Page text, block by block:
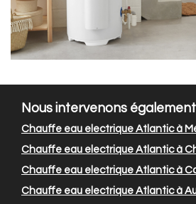
Nous intervenons également
Chauffe eau electrique Atlantic à
Chauffe eau electrique Atlantic à
Chauffe eau electrique Atlantic à
Chauffe eau electrique Atlantic à